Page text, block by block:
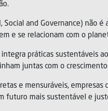
Social and Governance) não
e se relacionam com o
práticas sustentáveis
juntas com o
e mensuráveis,
futuro mais sustentável e